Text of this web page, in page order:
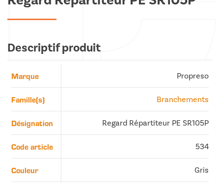
Descriptif produit
Marque Propreso
Famille(s) Branchements
Désignation Regard Répartiteur PE SR105P
Code article 534
Couleur Gris